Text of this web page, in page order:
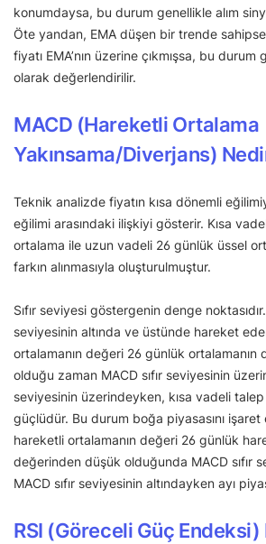
konumdaysa, bu durum genellikle alım
Öte yandan, EMA düşen bir trende
fiyatı EMA’nın üzerine çıkmışsa, bu durum
olarak değerlendirilir.
MACD (Hareketli Ortalama
Yakınsama/Diverjans)
Teknik analizde fiyatın kısa dönemli
eğilimi arasındaki ilişkiyi gösterir. Kısa
ortalama ile uzun vadeli 26 günlük üssel
farkın alınmasıyla oluşturulmuştur.
Sıfır seviyesi göstergenin denge noktasıdır.
seviyesinin altında ve üstünde hareket
ortalamanın değeri 26 günlük ortalamanın
olduğu zaman MACD sıfır seviyesinin
seviyesinin üzerindeyken, kısa vadeli
güçlüdür. Bu durum boğa piyasasını işaret
hareketli ortalamanın değeri 26 günlük
değerinden düşük olduğunda MACD sıfır
MACD sıfır seviyesinin altındayken ayı
RSI (Göreceli Güç Endeksi)